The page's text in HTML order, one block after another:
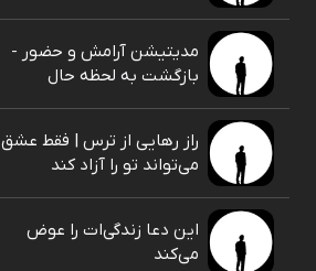
مدیتیشن آرامش و حضور -
بازگشت به لحظه حال
راز رهایی از ترس | فقط عشق
می‌تواند تو را آزاد کند
این دعا زندگی‌ات را عوض
می‌کند